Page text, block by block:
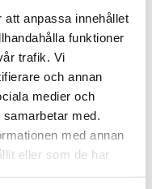
att anpassa innehållet
funktioner
trafik. Vi
och annan
medier och
med.
med annan
eller som de har